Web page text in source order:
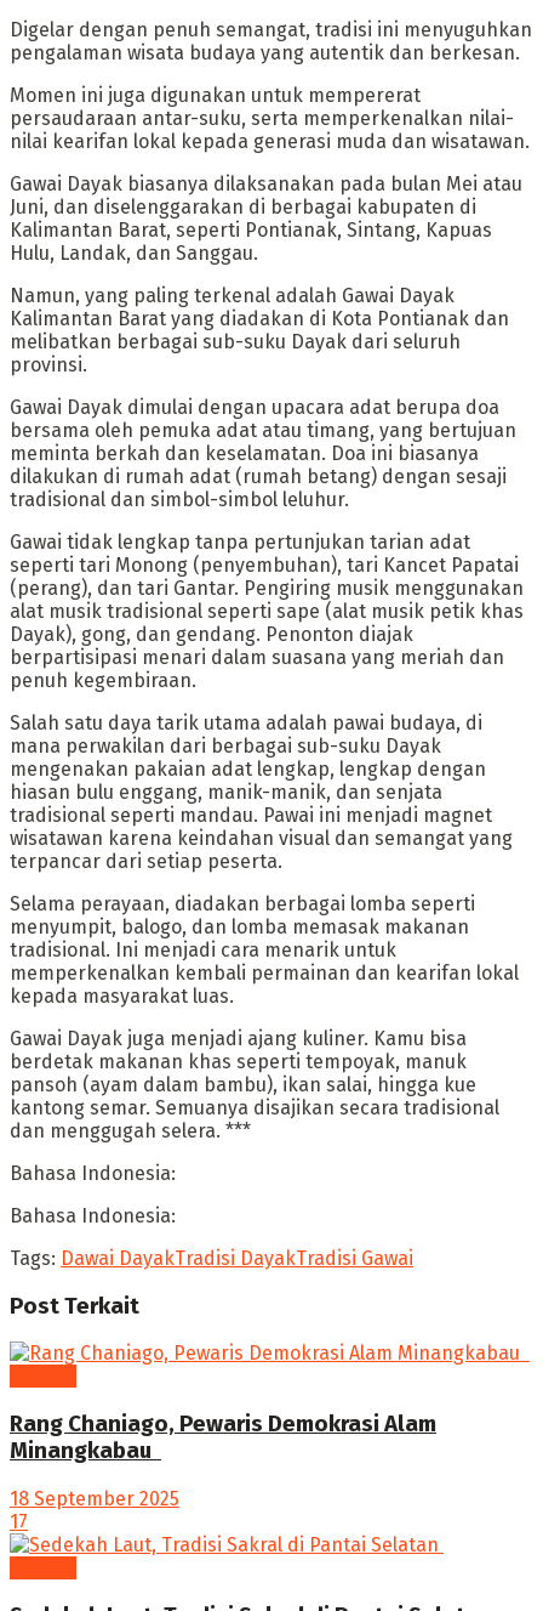
‎Digelar dengan penuh semangat, tradisi ini menyuguhkan
pengalaman wisata budaya yang autentik dan berkesan.
‎Momen ini juga digunakan untuk mempererat
persaudaraan antar-suku, serta memperkenalkan nilai-
nilai kearifan lokal kepada generasi muda dan wisatawan.
‎Gawai Dayak biasanya dilaksanakan pada bulan Mei atau
Juni, dan diselenggarakan di berbagai kabupaten di
Kalimantan Barat, seperti Pontianak, Sintang, Kapuas
Hulu, Landak, dan Sanggau.
‎‎Namun, yang paling terkenal adalah Gawai Dayak
Kalimantan Barat yang diadakan di Kota Pontianak dan
melibatkan berbagai sub-suku Dayak dari seluruh
provinsi.
‎‎Gawai Dayak dimulai dengan upacara adat berupa doa
bersama oleh pemuka adat atau timang, yang bertujuan
meminta berkah dan keselamatan. Doa ini biasanya
dilakukan di rumah adat (rumah betang) dengan sesaji
tradisional dan simbol-simbol leluhur.
‎‎Gawai tidak lengkap tanpa pertunjukan tarian adat
seperti tari Monong (penyembuhan), tari Kancet Papatai
(perang), dan tari Gantar. Pengiring musik menggunakan
alat musik tradisional seperti sape (alat musik petik khas
Dayak), gong, dan gendang. Penonton diajak
berpartisipasi menari dalam suasana yang meriah dan
penuh kegembiraan.
‎‎Salah satu daya tarik utama adalah pawai budaya, di
mana perwakilan dari berbagai sub-suku Dayak
mengenakan pakaian adat lengkap, lengkap dengan
hiasan bulu enggang, manik-manik, dan senjata
tradisional seperti mandau. Pawai ini menjadi magnet
wisatawan karena keindahan visual dan semangat yang
terpancar dari setiap peserta.
‎‎Selama perayaan, diadakan berbagai lomba seperti
menyumpit, balogo, dan lomba memasak makanan
tradisional. Ini menjadi cara menarik untuk
memperkenalkan kembali permainan dan kearifan lokal
kepada masyarakat luas.
‎Gawai Dayak juga menjadi ajang kuliner. Kamu bisa
berdetak makanan khas seperti tempoyak, manuk
pansoh (ayam dalam bambu), ikan salai, hingga kue
kantong semar. Semuanya disajikan secara tradisional
dan menggugah selera. ***
Bahasa Indonesia:
Bahasa Indonesia:
Tags: Dawai DayakTradisi DayakTradisi Gawai
PostTerkait
Rang Chaniago, Pewaris Demokrasi Alam
Minangkabau ‎
18 September 2025
17